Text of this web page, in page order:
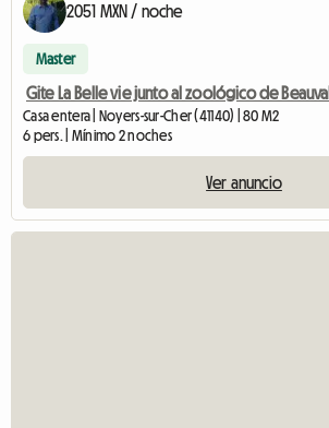
2051 MXN / noche
Master
Gite La Belle vie junto al zoológico de Beauval
Casa entera | Noyers-sur-Cher (41140) | 80 M2
6 pers. | Mínimo 2 noches
Ver anuncio